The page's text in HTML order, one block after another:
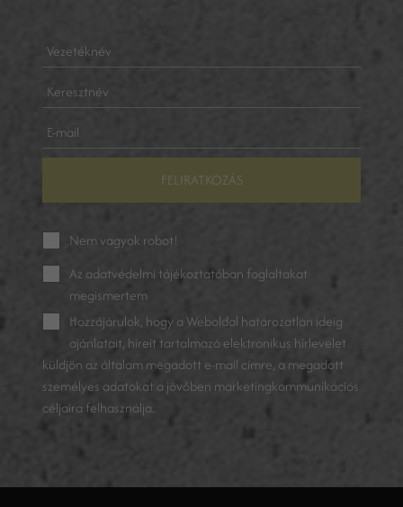
FELIRATKOZÁS
Nem vagyok robot!
Az adatvédelmi tájékoztatóban foglaltakat
megismertem
Hozzájárulok, hogy a Weboldal határozatlan ideig
ajánlatait, híreit tartalmazó elektronikus hírlevelet
küldjön az általam megadott e-mail címre, a megadott
személyes adatokat a jövőben marketingkommunikációs
céljaira felhasználja.